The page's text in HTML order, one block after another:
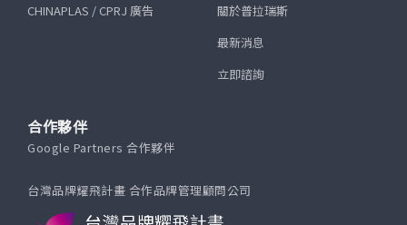
CHINAPLAS / CPRJ 廣告
關於普拉瑞斯
最新消息
立即諮詢
合作夥伴
Google Partners 合作夥伴
台灣品牌耀飛計畫 合作品牌管理顧問公司